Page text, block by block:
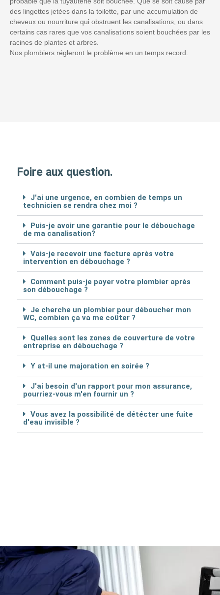
des lingettes jetées dans la toilette, par une accumulation de
cheveux ou nourriture qui obstruent les canalisations, ou dans
certains cas rares que vos canalisations soient bouchées par les
racines de plantes et arbres.
Nos plombiers régleront le problème en un temps record.
Foire aux question.
J'ai une urgence, en combien de temps un
technicien se rendra chez moi ?
Puis-je avoir une garantie pour le débouchage
de ma canalisation?
Vais-je recevoir une facture après votre
intervention en débouchage ?
Comment puis-je payer votre plombier après
son débouchage ?
Je cherche un plombier pour déboucher mon
WC, combien ça va me coûter ?
Quelles sont les zones de couverture de votre
entreprise en débouchage ?
Y at-il une majoration en soirée ?
J'ai besoin d'un rapport pour mon assurance,
pourriez-vous m'en fournir un ?
Vous avez la possibilité de détécter une fuite
d'eau invisible ?